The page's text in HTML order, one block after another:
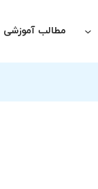
مطالب آموزشی